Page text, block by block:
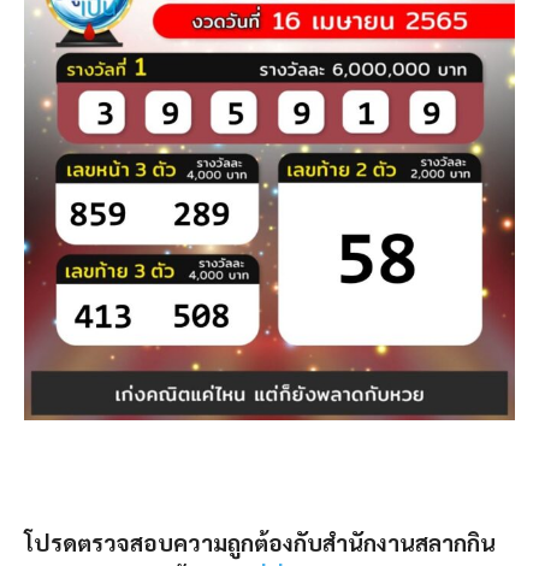
โปรดตรวจสอบความถูกต้องกับสำนักงานสลากกิน